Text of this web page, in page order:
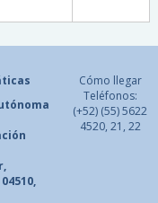
Cómo llegar
Teléfonos:
(+52) (55) 5622
4520, 21, 22